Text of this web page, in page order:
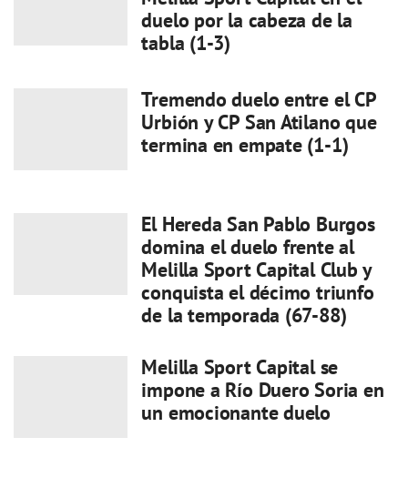
duelo por la cabeza de la
tabla (1-3)
Tremendo duelo entre el CP
Urbión y CP San Atilano que
termina en empate (1-1)
El Hereda San Pablo Burgos
domina el duelo frente al
Melilla Sport Capital Club y
conquista el décimo triunfo
de la temporada (67-88)
Melilla Sport Capital se
impone a Río Duero Soria en
un emocionante duelo